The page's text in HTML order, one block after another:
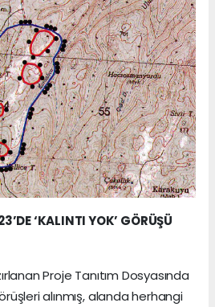
‘KALINTI YOK’ GÖRÜŞÜ
Proje Tanıtım Dosyasında
alınmış, alanda herhangi